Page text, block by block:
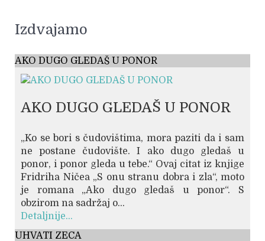
Izdvajamo
AKO DUGO GLEDAŠ U PONOR
AKO DUGO GLEDAŠ U PONOR
„Ko se bori s čudovištima, mora paziti da i sam
ne postane čudovište. I ako dugo gledaš u
ponor, i ponor gleda u tebe.“ Ovaj citat iz knjige
Fridriha Ničea „S onu stranu dobra i zla“, moto
je romana „Ako dugo gledaš u ponor“. S
obzirom na sadržaj o...
Detaljnije...
UHVATI ZECA